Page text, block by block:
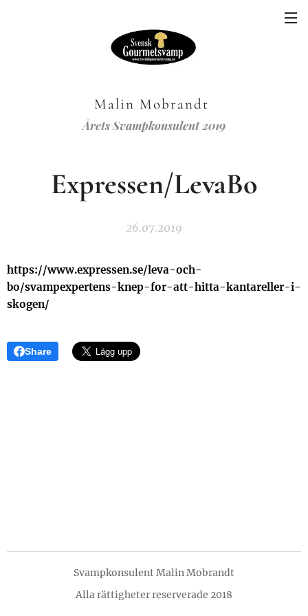
Malin Mobrandt
Årets Svampkonsulent 2019
Expressen/LevaBo
26.07.2019
https://www.expressen.se/leva-och-
bo/svampexpertens-knep-for-att-hitta-kantareller-i-
skogen/
Share
Svampkonsulent Malin Mobrandt
Alla rättigheter reserverade 2018